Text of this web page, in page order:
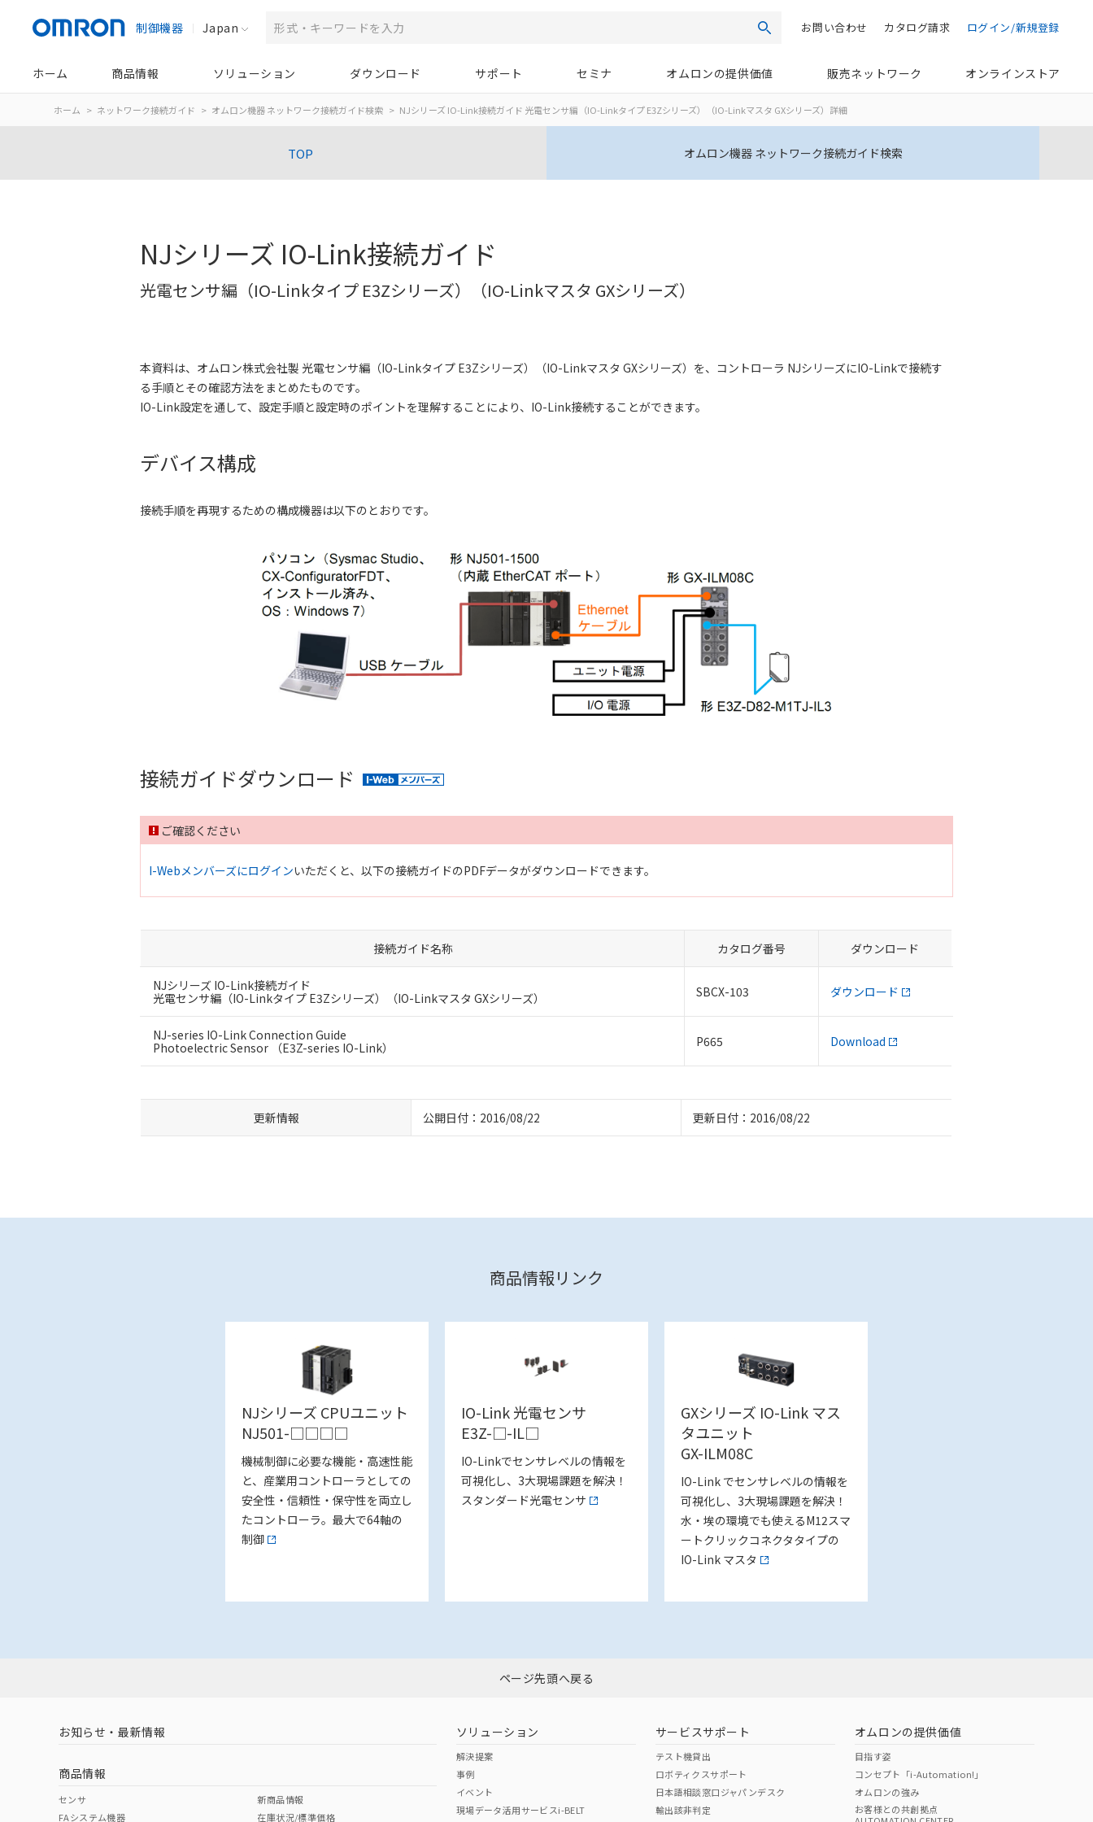
制御機器 Japan 検索 ログイン/新規登録
カタログ請求
お問い合わせ
ホーム 商品情報 ソリューション ダウンロード サポート セミナ オムロンの提供価値 販売ネットワーク オンラインストア
ホーム ネットワーク接続ガイド オムロン機器 ネットワーク接続ガイド検索 NJシリーズ IO-Link接続ガイド 光電センサ編（IO-Linkタイプ E3Zシリーズ）（IO-Linkマスタ GXシリーズ）詳細
TOP オムロン機器 ネットワーク接続ガイド検索
NJシリーズ IO-Link接続ガイド
光電センサ編（IO-Linkタイプ E3Zシリーズ）（IO-Linkマスタ GXシリーズ）
本資料は、オムロン株式会社製 光電センサ編（IO-Linkタイプ E3Zシリーズ）（IO-Linkマスタ GXシリーズ）を、コントローラ NJシリーズにIO-Linkで接続す
る手順とその確認方法をまとめたものです。
IO-Link設定を通して、設定手順と設定時のポイントを理解することにより、IO-Link接続することができます。
デバイス構成
接続手順を再現するための構成機器は以下のとおりです。
接続ガイドダウンロード
ご確認ください
I-Webメンバーズにログインいただくと、以下の接続ガイドのPDFデータがダウンロードできます。
接続ガイド名称 カタログ番号 ダウンロード
NJシリーズ IO-Link接続ガイド
光電センサ編（IO-Linkタイプ E3Zシリーズ）（IO-Linkマスタ GXシリーズ）
SBCX-103 ダウンロード
NJ-series IO-Link Connection Guide
Photoelectric Sensor （E3Z-series IO-Link）
P665 Download
更新情報 公開日付：2016/08/22 更新日付：2016/08/22
商品情報リンク
NJシリーズ CPUユニット
NJ501-□□□□
機械制御に必要な機能・高速性能
と、産業用コントローラとしての
安全性・信頼性・保守性を両立し
たコントローラ。最大で64軸の
制御
IO-Link 光電センサ
E3Z-□-IL□
IO-Linkでセンサレベルの情報を
可視化し、3大現場課題を解決！
スタンダード光電センサ
GXシリーズ IO-Link マス
タユニット
GX-ILM08C
IO-Link でセンサレベルの情報を
可視化し、3大現場課題を解決！
水・埃の環境でも使えるM12スマ
ートクリックコネクタタイプの
IO-Link マスタ
ページ先頭へ戻る
お知らせ・最新情報
商品情報
センサ
FAシステム機器
新商品情報
在庫状況/標準価格
ソリューション
解決提案
事例
イベント
現場データ活用サービスi-BELT
サービスサポート
テスト機貸出
ロボティクスサポート
日本語相談窓口ジャパンデスク
輸出該非判定
オムロンの提供価値
目指す姿
コンセプト「i-Automation!」
オムロンの強み
お客様との共創拠点